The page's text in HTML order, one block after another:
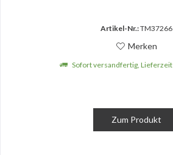
Artikel-Nr.:TM37266
Merken
Sofort versandfertig, Lieferzeit
Zum Produkt